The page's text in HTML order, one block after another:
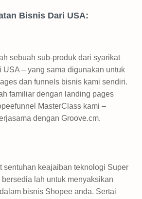
Bisnis Dari USA:
sebuah sub-produk dari syarikat
USA – yang sama digunakan untuk
dan funnels bisnis kami sendiri.
familiar dengan landing pages
MasterClass kami –
dengan Groove.cm.
sentuhan keajaiban teknologi Super
lah untuk menyaksikan
bisnis Shopee anda. Sertai